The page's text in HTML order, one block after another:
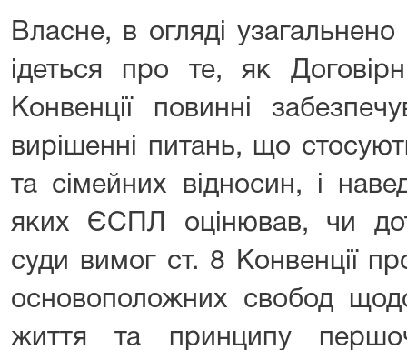
Власне, в огляді
ідеться про те, як
Конвенції повинні
вирішенні питань, що
та сімейних відносин, і
яких ЄСПЛ оцінював, чи
суди вимог ст. 8 Конвенції
основоположних свобод
життя та принципу